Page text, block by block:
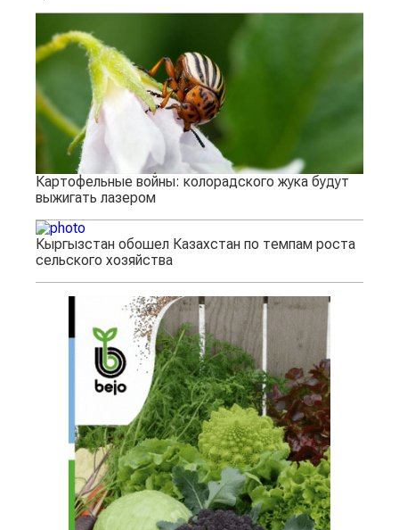
Картофельные войны: колорадского жука будут
выжигать лазером
Кыргызстан обошел Казахстан по темпам роста
сельского хозяйства